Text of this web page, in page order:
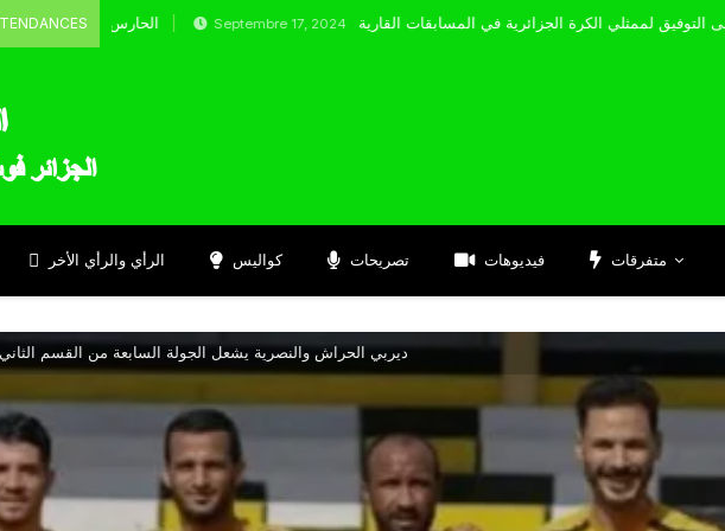
TENDANCES
الحارس Septembre 17, 2024
الرأي والرأي الأخر كواليس تصريحات فيديوهات متفرقات
ديربي الحراش والنصرية يشعل الجولة السابعة من القسم